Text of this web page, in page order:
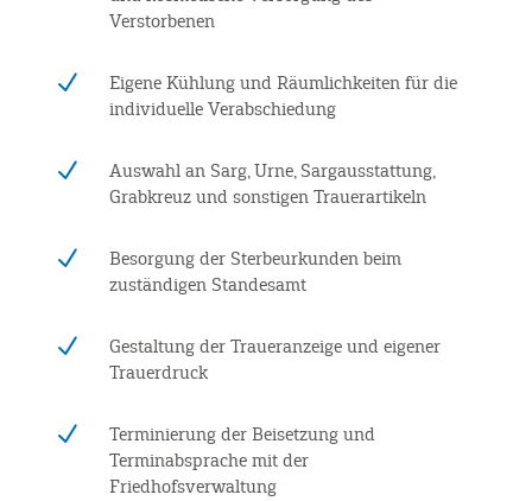
Verstorbenen
N
Eigene Kühlung und Räumlichkeiten für die
individuelle Verabschiedung
N
Auswahl an Sarg, Urne, Sargausstattung,
Grabkreuz und sonstigen Trauerartikeln
N
Besorgung der Sterbeurkunden beim
zuständigen Standesamt
N
Gestaltung der Traueranzeige und eigener
Trauerdruck
N
Terminierung der Beisetzung und
Terminabsprache mit der
Friedhofsverwaltung